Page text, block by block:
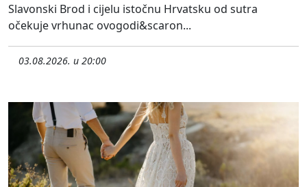
Slavonski Brod i cijelu istočnu Hrvatsku od sutra
očekuje vrhunac ovogodi&scaron...
03.08.2026. u 20:00